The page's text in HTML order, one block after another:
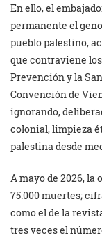
En ello, el
permanente el
pueblo palestino,
que contraviene
Prevención y la
Convención de
ignorando,
colonial, limpieza
palestina desde
A mayo de 2026, la
75.000 muertes;
como el de la
tres veces el